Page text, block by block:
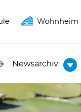
Wohnheim
Newsarchiv